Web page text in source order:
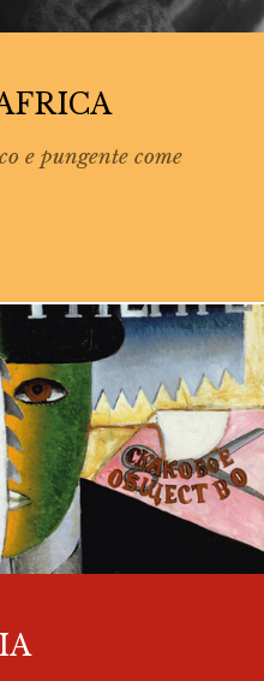
e pungente come